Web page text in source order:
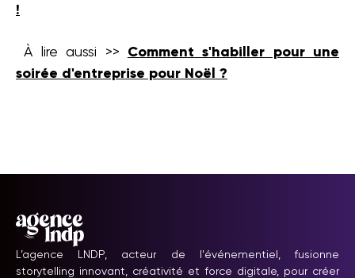
!
À lire aussi >>
Comment s'habiller pour une
soirée d'entreprise pour Noël ?
L’agence LNDP, acteur de l'événementiel, fusionne
storytelling innovant, créativité et force digitale, pour créer